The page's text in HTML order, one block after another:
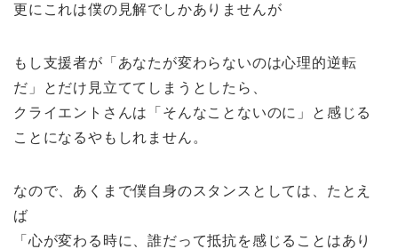
更にこれは僕の見解でしかありませんが
もし支援者が「あなたが変わらないのは心理的逆転
だ」とだけ見立ててしまうとしたら、
クライエントさんは「そんなことないのに」と感じる
ことになるやもしれません。
なので、あくまで僕自身のスタンスとしては、たとえ
ば
「心が変わる時に、誰だって抵抗を感じることはあり